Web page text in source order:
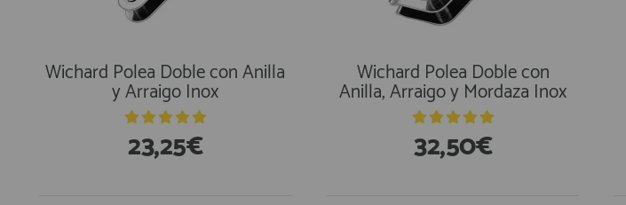
Wichard Polea Doble con Anilla
y Arraigo Inox
23,25€
Wichard Polea Doble con
Anilla, Arraigo y Mordaza Inox
32,50€